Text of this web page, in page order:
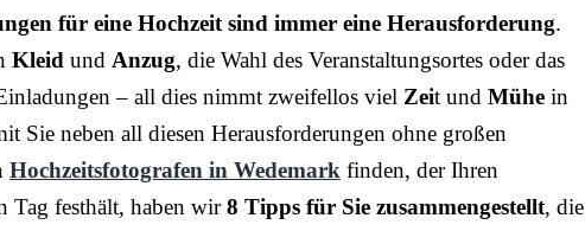
für eine Hochzeit sind immer eine Herausforderung.
Kleid und Anzug, die Wahl des Veranstaltungsortes oder das
– all dies nimmt zweifellos viel Zeit und Mühe in
Sie neben all diesen Herausforderungen ohne großen
Hochzeitsfotografen in Wedemark finden, der Ihren
Tag festhält, haben wir8 Tipps für Sie zusammengestellt, die